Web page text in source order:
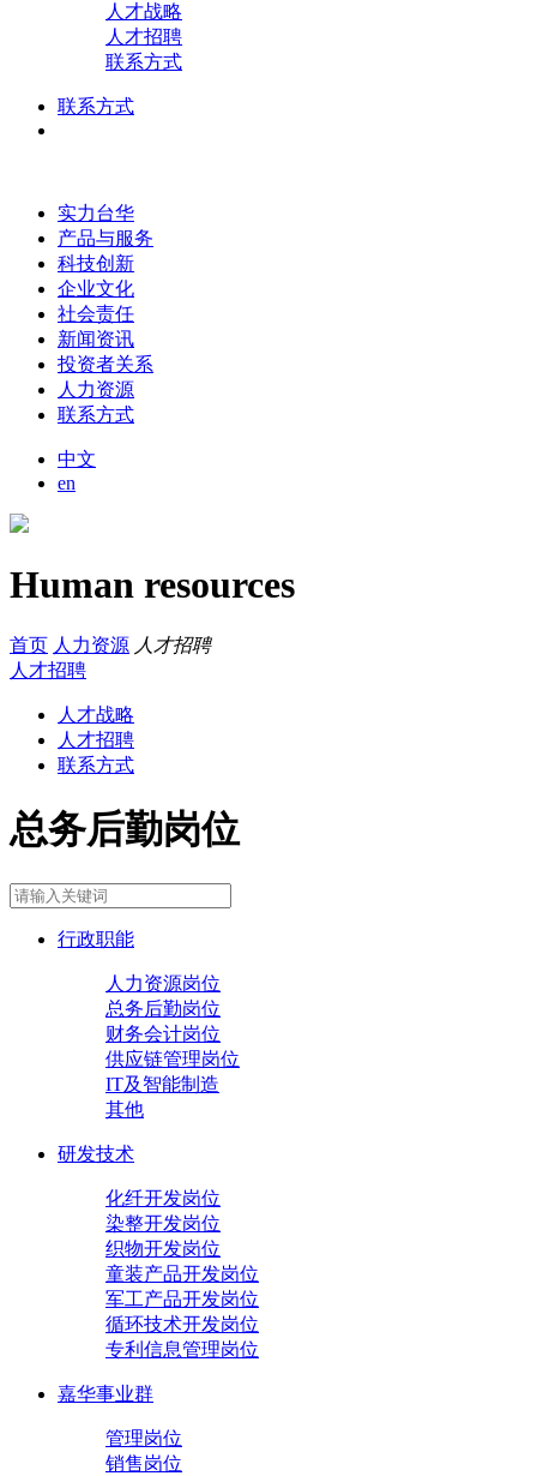
人才战略
人才招聘
联系方式
联系方式
实力台华
产品与服务
科技创新
企业文化
社会责任
新闻资讯
投资者关系
人力资源
联系方式
中文
en
Human resources
首页 人力资源 人才招聘
人才招聘
人才战略
人才招聘
联系方式
总务后勤岗位
行政职能
人力资源岗位
总务后勤岗位
财务会计岗位
供应链管理岗位
IT及智能制造
其他
研发技术
化纤开发岗位
染整开发岗位
织物开发岗位
童装产品开发岗位
军工产品开发岗位
循环技术开发岗位
专利信息管理岗位
嘉华事业群
管理岗位
销售岗位